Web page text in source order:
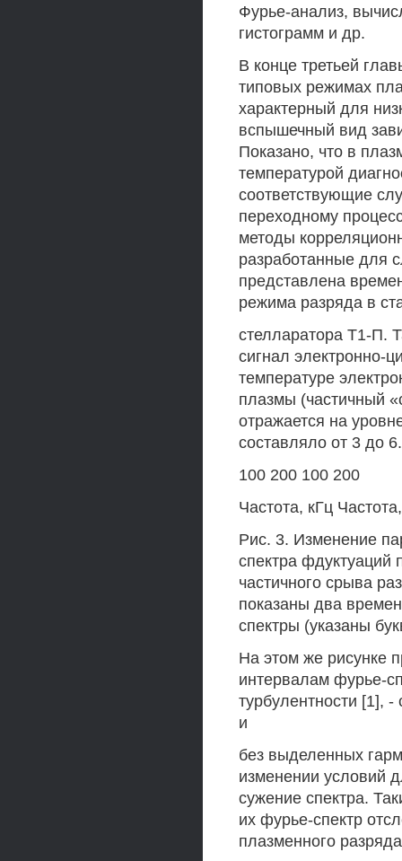
Фурье-анализ,
гистограмм и др.
В конце третьей
типовых режимах
характерный для
вспышечный вид
Показано, что в
температурой
соответствующие
переходному
методы
разработанные для
представлена
режима разряда в
стелларатора Т1-П.
сигнал электронно-
температуре
плазмы (частичный
отражается на
составляло от 3 до 6.
100 200 100 200
Частота, кГц
Рис. 3. Изменение
спектра фдуктуаций
частичного срыва
показаны два
спектры (указаны
На этом же рисунке
интервалам фурье-
турбулентности [1],
и
без выделенных
изменении условий
сужение спектра.
их фурье-спектр
плазменного